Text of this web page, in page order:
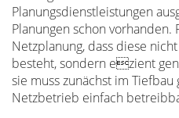
Planungsdienstleistungen
Planungen schon
Netzplanung, dass diese
besteht, sondern ezient
sie muss zunächst im
Netzbetrieb einfach